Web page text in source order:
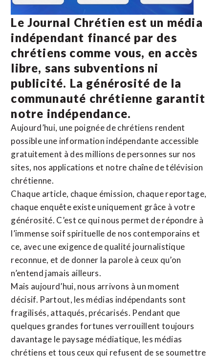
Le Journal Chrétien est un média
indépendant financé par des
chrétiens comme vous, en accès
libre, sans subventions ni
publicité. La générosité de la
communauté chrétienne garantit
notre indépendance.
Aujourd’hui, une poignée de chrétiens rendent
possible une information indépendante accessible
gratuitement à des millions de personnes sur nos
sites, nos applications et notre chaîne de télévision
chrétienne.
Chaque article, chaque émission, chaque reportage,
chaque enquête existe uniquement grâce à votre
générosité. C’est ce qui nous permet de répondre à
l’immense soif spirituelle de nos contemporains et
ce, avec une exigence de qualité journalistique
reconnue, et de donner la parole à ceux qu’on
n’entend jamais ailleurs.
Mais aujourd’hui, nous arrivons à un moment
décisif. Partout, les médias indépendants sont
fragilisés, attaqués, précarisés. Pendant que
quelques grandes fortunes verrouillent toujours
davantage le paysage médiatique, les médias
chrétiens et tous ceux qui refusent de se soumettre